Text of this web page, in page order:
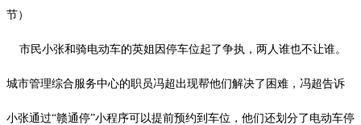
节）
市民小张和骑电动车的英姐因停车位起了争执，两人谁也不让谁。
城市管理综合服务中心的职员冯超出现帮他们解决了困难，冯超告诉
小张通过“赣通停”小程序可以提前预约到车位，他们还划分了电动车停